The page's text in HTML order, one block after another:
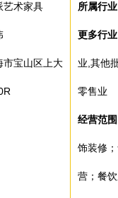
艺术家具
市宝山区上大
所属行业
更多行业
业,其他
零售业
经营范围
饰装修
营；餐